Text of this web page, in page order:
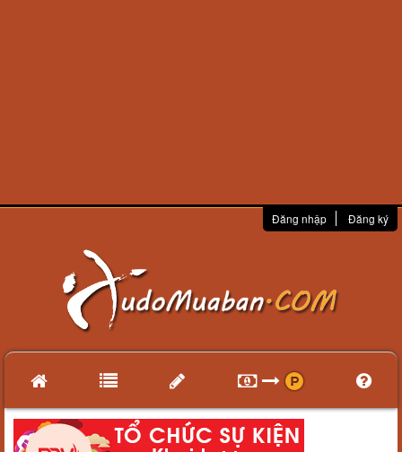
Đăng nhập Đăng ký